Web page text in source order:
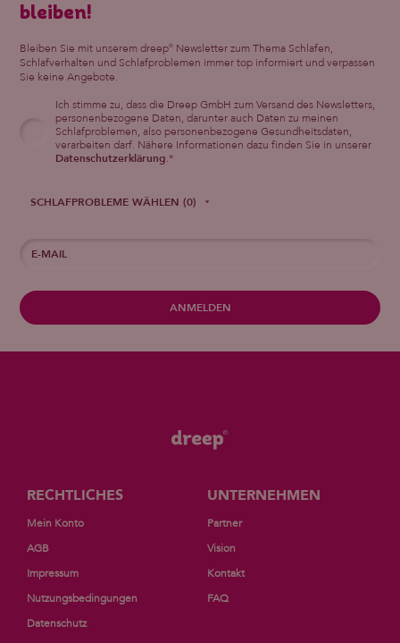
bleiben!
Bleiben Sie mit unserem dreep® Newsletter zum Thema Schlafen,
Schlafverhalten und Schlafproblemen immer top informiert und verpassen
Sie keine Angebote.
Ich stimme zu, dass die Dreep GmbH zum Versand des Newsletters,
personenbezogene Daten, darunter auch Daten zu meinen
Schlafproblemen, also personenbezogene Gesundheitsdaten,
verarbeiten darf. Nähere Informationen dazu finden Sie in unserer
Datenschutzerklärung.*
SCHLAFPROBLEME WÄHLEN (0)
RECHTLICHES
Mein Konto
AGB
Impressum
Nutzungsbedingungen
Datenschutz
UNTERNEHMEN
Partner
Vision
Kontakt
FAQ